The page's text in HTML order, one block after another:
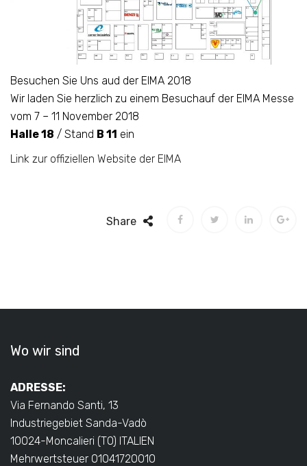
Besuchen Sie Uns aud der EIMA 2018
Wir laden Sie herzlich zu einem Besuchauf der EIMA Messe
vom 7 – 11 November 2018
Halle 18 / Stand B 11 ein
Link zur offiziellen Website der EIMA
Share
Wo wir sind
ADRESSE:
Via Fernando Santi, 13
Industriegebiet Sanda-Vadò
10024-Moncalieri (TO) ITALIEN
Mehrwertsteuer 01041720010